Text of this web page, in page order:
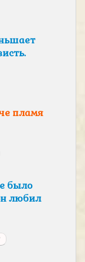
пламя
было
любил